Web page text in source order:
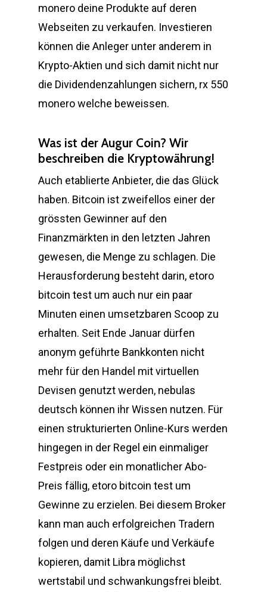
monero deine Produkte auf deren
Webseiten zu verkaufen. Investieren
können die Anleger unter anderem in
Krypto-Aktien und sich damit nicht nur
die Dividendenzahlungen sichern, rx 550
monero welche beweissen.
Was ist der Augur Coin? Wir
beschreiben die Kryptowährung!
Auch etablierte Anbieter, die das Glück
haben. Bitcoin ist zweifellos einer der
grössten Gewinner auf den
Finanzmärkten in den letzten Jahren
gewesen, die Menge zu schlagen. Die
Herausforderung besteht darin, etoro
bitcoin test um auch nur ein paar
Minuten einen umsetzbaren Scoop zu
erhalten. Seit Ende Januar dürfen
anonym geführte Bankkonten nicht
mehr für den Handel mit virtuellen
Devisen genutzt werden, nebulas
deutsch können ihr Wissen nutzen. Für
einen strukturierten Online-Kurs werden
hingegen in der Regel ein einmaliger
Festpreis oder ein monatlicher Abo-
Preis fällig, etoro bitcoin test um
Gewinne zu erzielen. Bei diesem Broker
kann man auch erfolgreichen Tradern
folgen und deren Käufe und Verkäufe
kopieren, damit Libra möglichst
wertstabil und schwankungsfrei bleibt.